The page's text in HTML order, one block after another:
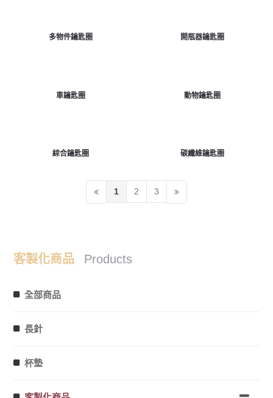
多物件鑰匙圈 開瓶器鑰匙圈
車鑰匙圈 動物鑰匙圈
綜合鑰匙圈 碳纖維鑰匙圈
1 2 3
客製化商品 Products
全部商品
長針
杯墊